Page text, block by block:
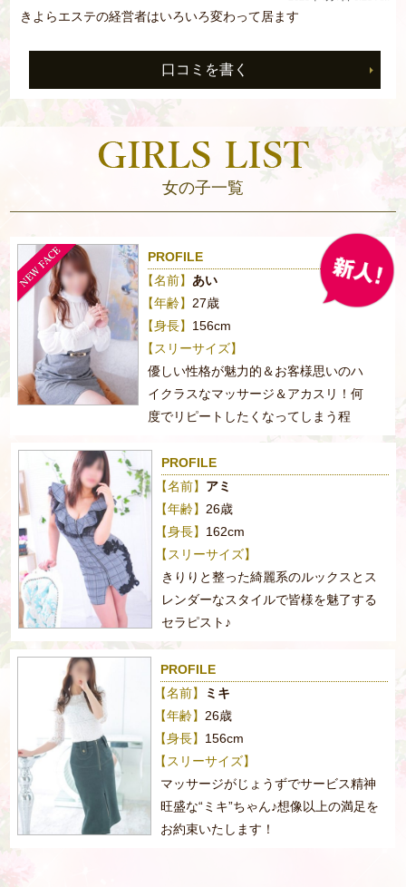
きよらエステの経営者はいろいろ変わって居ます
口コミを書く
女の子一覧
PROFILE
【名前】 あい
【年齢】 27歳
【身長】 156cm
【スリーサイズ】
優しい性格が魅力的＆お客様思いのハ
イクラスなマッサージ＆アカスリ！何
度でリピートしたくなってしまう程
PROFILE
【名前】 アミ
【年齢】26歳
【身長】 162cm
【スリーサイズ】
きりりと整った綺麗系のルックスとス
レンダーなスタイルで皆様を魅了する
セラピスト♪
PROFILE
【名前】
ミキ
【年齢】 26歳
【身長】 156cm
【スリーサイズ】
マッサージがじょうずでサービス精神
旺盛な“ミキ”ちゃん♪想像以上の満足を
お約束いたします！